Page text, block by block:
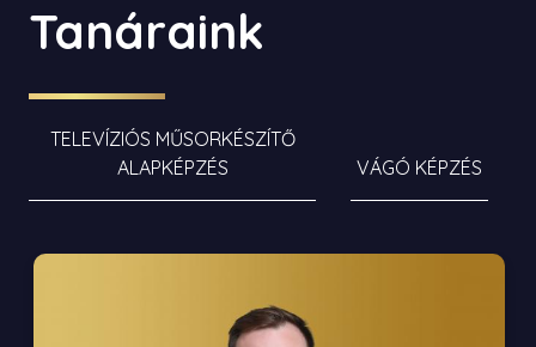
Tanáraink
TELEVÍZIÓS MŰSORKÉSZÍTŐ
ALAPKÉPZÉS
VÁGÓ KÉPZÉS